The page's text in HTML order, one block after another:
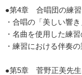
●第4章 合唱団の練習
・合唱の「美しい響
・名曲を使用した練
・練習における伴奏
●第5章 菅野正美先生